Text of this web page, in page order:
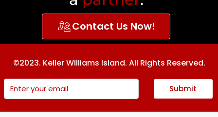
Contact Us Now!
©2023. Keller Williams Island. All Rights Reserved.
Submit